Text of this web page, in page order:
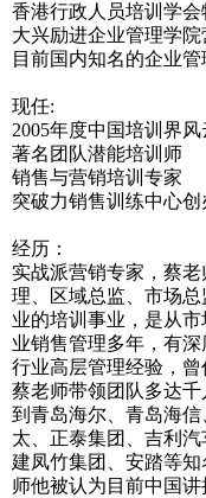
香港行政人员培训学会
大兴励进企业管理学
目前国内知名的企业管
现任:
2005年度中国培训界风
著名团队潜能培训师
销售与营销培训专家
突破力销售训练中心创
经历：
实战派营销专家，蔡
理、区域总监、市场
业的培训事业，是从
业销售管理多年，有
行业高层管理经验，曾
蔡老师带领团队多达
到青岛海尔、青岛海
太、正泰集团、吉利
建凤竹集团、安踏等
师他被认为目前中国